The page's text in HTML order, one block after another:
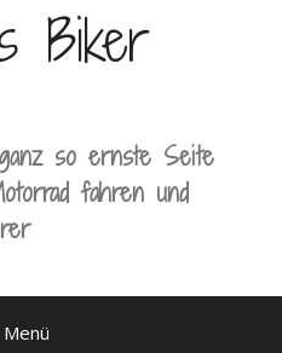
Biker
so ernste Seite
fahren und
Menü